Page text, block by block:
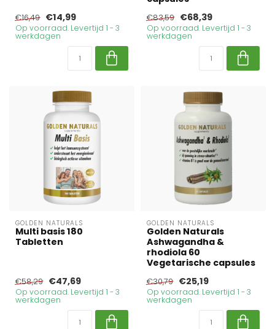
€16,49 €14,99
Op voorraad. Levertijd 1 - 3
werkdagen
€83,59 €68,39
Op voorraad. Levertijd 1 - 3
werkdagen
GOLDEN NATURALS
Multi basis 180
Tabletten
€58,29 €47,69
Op voorraad. Levertijd 1 - 3
werkdagen
GOLDEN NATURALS
Golden Naturals
Ashwagandha &
rhodiola 60
Vegetarische capsules
€30,79 €25,19
Op voorraad. Levertijd 1 - 3
werkdagen